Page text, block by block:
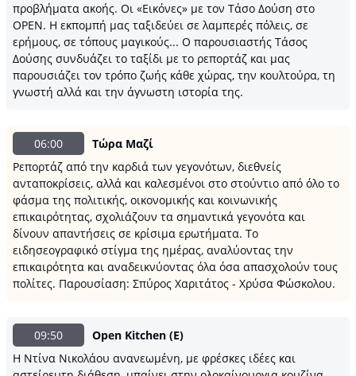
προβλήματα ακοής. Οι «Εικόνες» με τον Τάσο Δούση στο
OPEN. Η εκπομπή μας ταξιδεύει σε λαμπερές πόλεις, σε
ερήμους, σε τόπους μαγικούς... Ο παρουσιαστής Τάσος
Δούσης συνδυάζει το ταξίδι με το ρεπορτάζ και μας
παρουσιάζει τον τρόπο ζωής κάθε χώρας, την κουλτούρα, τη
γνωστή αλλά και την άγνωστη ιστορία της.
06:00
Τώρα Μαζί
Ρεπορτάζ από την καρδιά των γεγονότων, διεθνείς
ανταποκρίσεις, αλλά και καλεσμένοι στο στούντιο από όλο το
φάσμα της πολιτικής, οικονομικής και κοινωνικής
επικαιρότητας, σχολιάζουν τα σημαντικά γεγονότα και
δίνουν απαντήσεις σε κρίσιμα ερωτήματα. Το
ειδησεογραφικό στίγμα της ημέρας, αναλύοντας την
επικαιρότητα και αναδεικνύοντας όλα όσα απασχολούν τους
πολίτες. Παρουσίαση: Σπύρος Χαριτάτος - Χρύσα Φώσκολου.
09:50
Open Kitchen (Ε)
Η Ντίνα Νικολάου ανανεωμένη, με φρέσκες ιδέες και